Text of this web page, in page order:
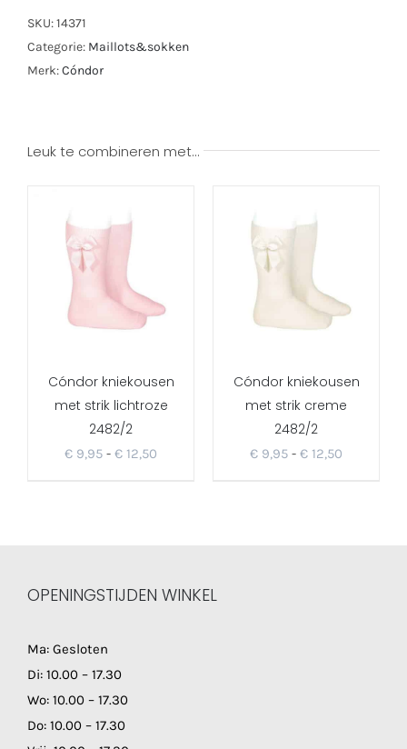
SKU:14371
Categorie: Maillots&sokken
Merk:Cóndor
Leuk te combineren met…
Cóndor kniekousen
met strik lichtroze
2482/2
€ 9,95 - € 12,50
Cóndor kniekousen
met strik creme
2482/2
€ 9,95 - € 12,50
OPENINGSTIJDEN WINKEL
Ma: Gesloten
Di: 10.00 – 17.30
Wo: 10.00 – 17.30
Do: 10.00 – 17.30